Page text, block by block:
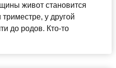
живот становится
у другой
до родов. Кто-то